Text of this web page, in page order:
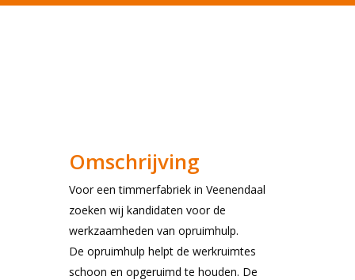
Omschrijving
Voor een timmerfabriek in Veenendaal
zoeken wij kandidaten voor de
werkzaamheden van opruimhulp.
De opruimhulp helpt de werkruimtes
schoon en opgeruimd te houden. De